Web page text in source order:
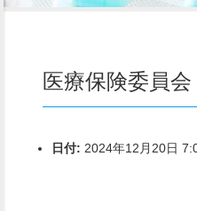
医療保険委員
日付: 2024年12月20日